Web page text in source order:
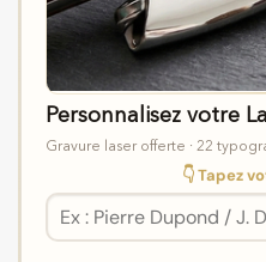
Personnalisez votre
Gravure laser offerte · 22
👇 Tapez